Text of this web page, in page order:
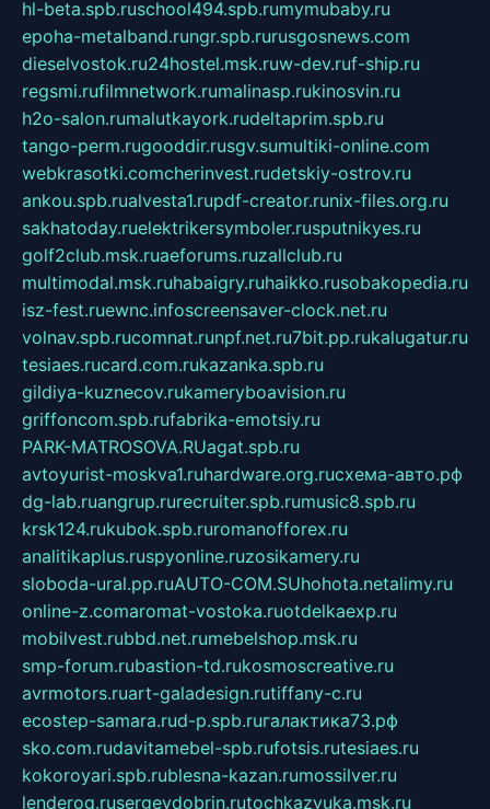
hl-beta.spb.ruschool494.spb.rumymubaby.ru
epoha-metalband.rungr.spb.rurusgosnews.com
dieselvostok.ru24hostel.msk.ruw-dev.ruf-ship.ru
regsmi.rufilmnetwork.rumalinasp.rukinosvin.ru
h2o-salon.rumalutkayork.rudeltaprim.spb.ru
tango-perm.rugooddir.rusgv.sumultiki-online.com
webkrasotki.comcherinvest.rudetskiy-ostrov.ru
ankou.spb.rualvesta1.rupdf-creator.runix-files.org.ru
sakhatoday.ruelektrikersymboler.rusputnikyes.ru
golf2club.msk.ruaeforums.ruzallclub.ru
multimodal.msk.ruhabaigry.ruhaikko.rusobakopedia.ru
isz-fest.ruewnc.infoscreensaver-clock.net.ru
volnav.spb.rucomnat.runpf.net.ru7bit.pp.rukalugatur.ru
tesiaes.rucard.com.rukazanka.spb.ru
gildiya-kuznecov.rukameryboavision.ru
griffoncom.spb.rufabrika-emotsiy.ru
PARK-MATROSOVA.RUagat.spb.ru
avtoyurist-moskva1.ruhardware.org.ruсхема-авто.рф
dg-lab.ruangrup.rurecruiter.spb.rumusic8.spb.ru
krsk124.rukubok.spb.ruromanofforex.ru
analitikaplus.ruspyonline.ruzosikamery.ru
sloboda-ural.pp.ruAUTO-COM.SUhohota.netalimy.ru
online-z.comaromat-vostoka.ruotdelkaexp.ru
mobilvest.rubbd.net.rumebelshop.msk.ru
smp-forum.rubastion-td.rukosmoscreative.ru
avrmotors.ruart-galadesign.rutiffany-c.ru
ecostep-samara.rud-p.spb.ruгалактика73.рф
sko.com.rudavitamebel-spb.rufotsis.rutesiaes.ru
kokoroyari.spb.rublesna-kazan.rumossilver.ru
lenderoq.rusergeydobrin.rutochkazvuka.msk.ru